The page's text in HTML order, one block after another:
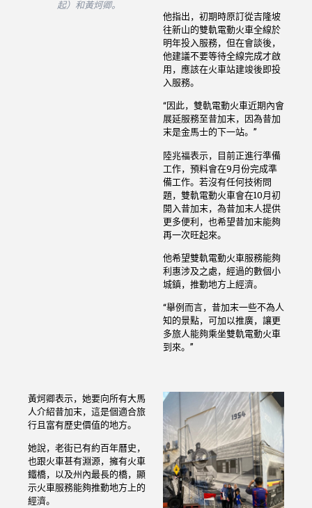
他指出，初期時原訂從吉隆坡
往新山的雙軌電動火車全線於
明年投入服務，但在會談後，
他建議不要等待全線完成才啟
用，應該在火車站建竣後即投
入服務。
“因此，雙軌電動火車近期內會
展延服務至昔加末，因為昔加
末是金馬士的下一站。”
陸兆福表示，目前正進行準備
工作，預料會在9月份完成準
備工作。若沒有任何技術問
題，雙軌電動火車會在10月初
開入昔加末，為昔加末人提供
更多便利，也希望昔加末能夠
再一次旺起來。
他希望雙軌電動火車服務能夠
利惠涉及之處，經過的數個小
城鎮，推動地方上經濟。
“舉例而言，昔加末一些不為人
知的景點，可加以推廣，讓更
多旅人能夠乘坐雙軌電動火車
到來。”
起）和黃炣卿。
黃炣卿表示，她要向所有大馬
人介紹昔加末，這是個適合旅
行且富有歷史價值的地方。
她說，老街已有約百年曆史，
也跟火車甚有淵源，擁有火車
鐵橋，以及州內最長的橋，顯
示火車服務能夠推動地方上的
經濟。